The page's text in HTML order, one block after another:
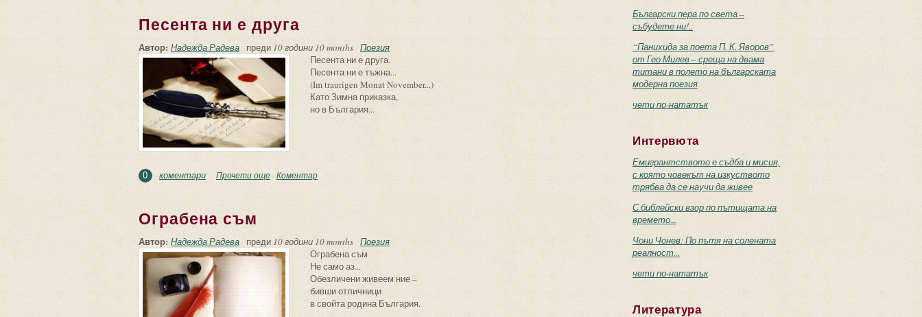
Песента ни е друга
Автор: Надежда Радева преди 10 години 10 months Поезия
Песента ни е друга.
Песента ни е тъжна...
(Im traurigen Monat November...)
Като Зимна приказка,
но в България...
0 коментари Прочети още about Песента ни е друга
Коментар
Ограбена съм
Автор: Надежда Радева преди 10 години 10 months Поезия
Ограбена съм
Не само аз...
Обезличени живеем ние –
бивши отличници
в свойта родина България.
Български пера по света –
събудете ни!..
“Панихида за поета П. К. Яворов”
от Гео Милев – среща на двама
титани в полето на българската
модерна поезия
чети по-нататък
Интервюта
Емигрантството е съдба и мисия,
с която човекът на изкуството
трябва да се научи да живее
С библейски взор по пътищата на
времето...
Чони Чонев: По пътя на солената
реалност...
чети по-нататък
Литература